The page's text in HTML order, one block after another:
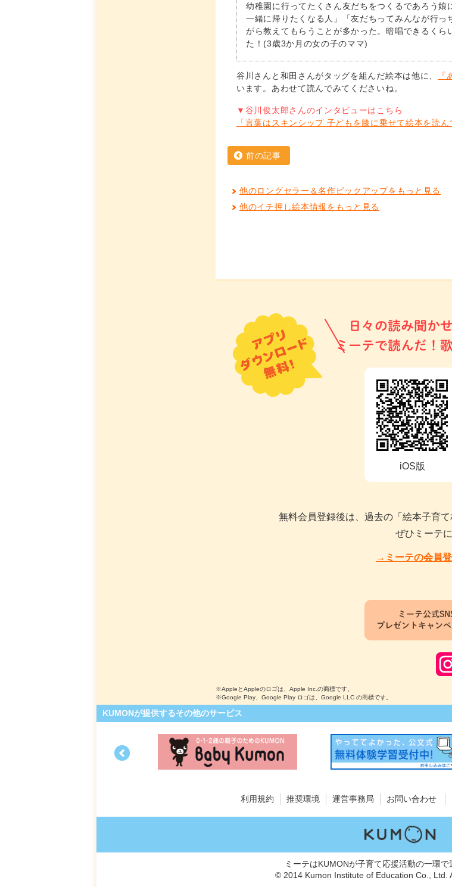
幼稚園に行ってたくさん友だちをつくるであろう
一緒に帰りたくなる人」「友だちってみんなが行
がら教えてもらうことが多かった。暗唱できるく
た！(3歳3か月の女の子のママ)
谷川さんと和田さんがタッグを組んだ絵本は他に、 『
います。あわせて読んでみてくださいね。
▼谷川俊太郎さんのインタビューはこちら
「言葉はスキンシップ 子どもを膝に乗せて絵本を読ん
前の記事
他のロングセラー＆名作ピックアップをもっと見る
他のイチ押し絵本情報をもっと見る
日々の読み聞か
ミーテで読んだ！
iOS版
無料会員登録後は、過去の「絵本子育
ぜひミーテ
→ミーテの会員
ミーテ公式
プレゼントキャン
※AppleとAppleのロゴは、Apple Inc.の商標です。
※Google Play、Google Play ロゴは、Google LLC の商標です。
KUMONが提供するその他のサービス
利用規約 推奨環境 運営事務局 お問い合わせ
ミーテはKUMONが子育て応援活動の一環で
© 2014 Kumon Institute of Education Co., Ltd.